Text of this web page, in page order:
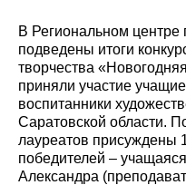
В Региональном
подведены итоги
творчества
приняли участие
воспитанники
Саратовской области.
лауреатов присуждены
победителей –
Александра